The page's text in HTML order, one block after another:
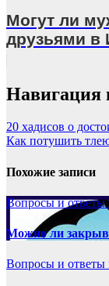
Могут ли
друзьями в
Навигация
20 хадисов о
Как потушить
Похожие записи
Вопросы и ответы
Можно ли
Вопросы и ответы